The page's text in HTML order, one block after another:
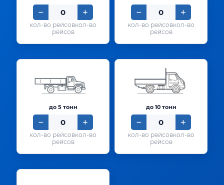
кол-во
рейсов
кол-во
рейсов
до 5 тонн
кол-во
рейсов
до 10 тонн
кол-во
рейсов